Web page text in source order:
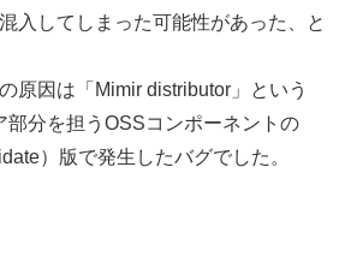
入してしまった可能性があった、と
原因は「Mimir distributor」という
部分を担うOSSコンポーネントの
）版で発生したバグでした。